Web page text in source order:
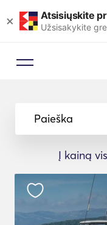
× Atsisiųskite
Užsisakykite
Paieška
Į kainą